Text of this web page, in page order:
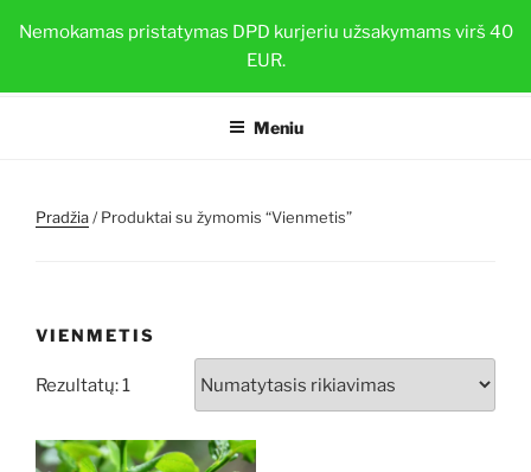
Nemokamas pristatymas DPD kurjeriu užsakymams virš 40
EUR.
prie BRAŠKIŲ DAIGAI
Sveiki ir stiprūs augalai su TOP-PLANT™
Meniu
Pradžia/ Produktai su žymomis “Vienmetis”
VIENMETIS
Rezultatų: 1